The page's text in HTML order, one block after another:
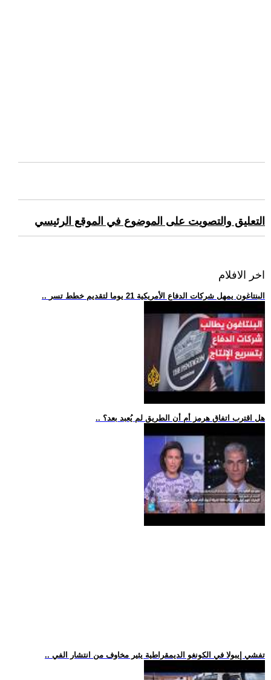
التعليق والتصويت على الموضوع في الموقع الرئيسي
اخر الافلام
.. البنتاغون يمهل شركات الدفاع الأمريكية 21 يوما لتقديم خطط تسر
.. هل اقترب اتفاق هرمز أم أن الطريق لم يُعبد بعد؟
.. تفشي إيبولا في الكونغو الديمقراطية يثير مخاوف من انتشار الفي